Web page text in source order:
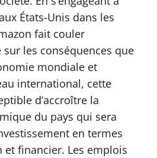
États-Unis dans les
fait couler
sur les conséquences que
mondiale et
international, cette
d’accroître la
du pays qui sera
en termes
et financier. Les emplois